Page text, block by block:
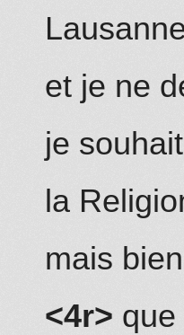
et je ne
je
la
mais
<4r>